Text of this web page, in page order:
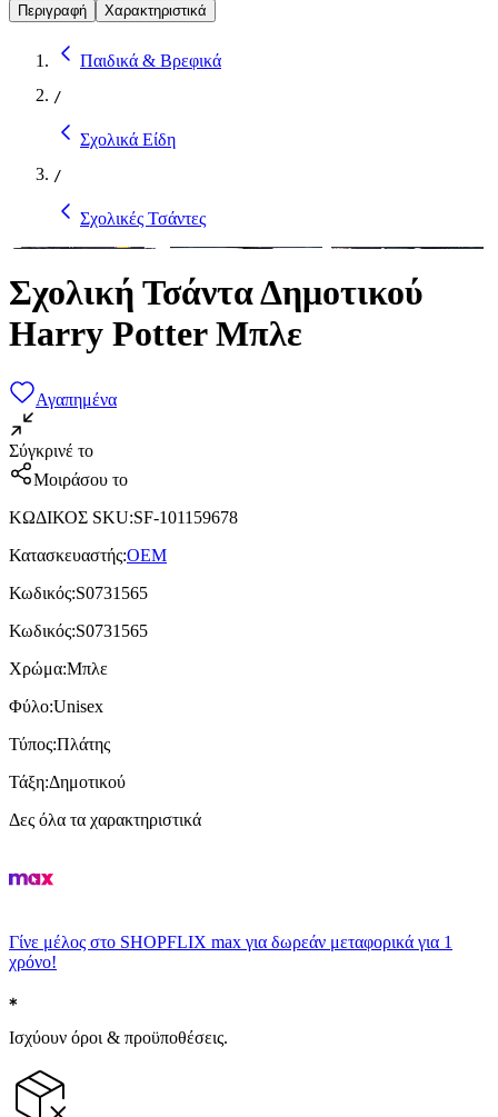
Περιγραφή Χαρακτηριστικά
Παιδικά & Βρεφικά
/
Σχολικά Είδη
/
Σχολικές Τσάντες
Σχολική Τσάντα Δημοτικού
Harry Potter Μπλε
Αγαπημένα
Σύγκρινέ το
Μοιράσου το
ΚΩΔΙΚΟΣ SKU:SF-101159678
Κατασκευαστής:OEM
Κωδικός:S0731565
Κωδικός:S0731565
Χρώμα:Μπλε
Φύλο:Unisex
Τύπος:Πλάτης
Τάξη:Δημοτικού
Δες όλα τα χαρακτηριστικά
Γίνε μέλος στο SHOPFLIX max για δωρεάν μεταφορικά για 1
χρόνο!
Ισχύουν όροι & προϋποθέσεις.